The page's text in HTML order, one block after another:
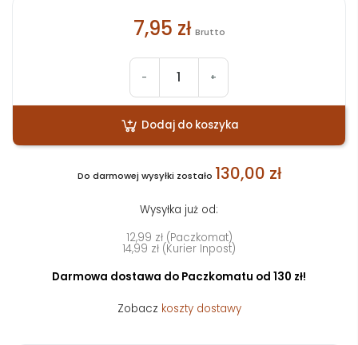
7,95 zł Brutto
- +
Dodaj do koszyka
Do darmowej wysyłki zostało 130,00 zł
Wysyłka już od:
12,99 zł (Paczkomat)
14,99 zł (Kurier Inpost)
Darmowa dostawa do Paczkomatu od 130 zł!
Zobacz koszty dostawy